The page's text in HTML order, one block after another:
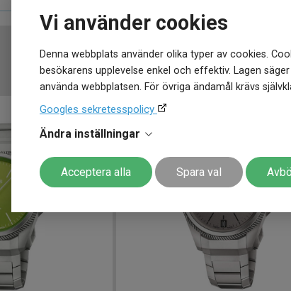
Vi använder cookies
Denna webbplats använder olika typer av cookies.
besökarens upplevelse enkel och effektiv. Lagen
använda webbplatsen. För övriga ändamål krävs
Googles sekretesspolicy
Ändra inställningar
Acceptera alla Spara val
MER